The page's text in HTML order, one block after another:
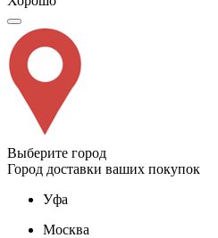
Выберите город
Город доставки ваших покупок
Уфа
Москва